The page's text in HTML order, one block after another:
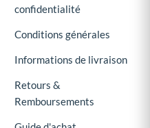
confidentialité
Conditions générales
Informations de livraison
Retours &
Remboursements